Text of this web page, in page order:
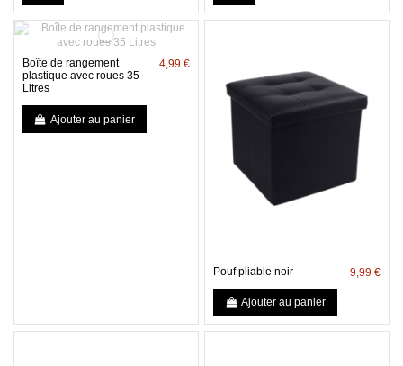
Boîte de rangement
plastique avec roues 35
Litres
4,99 €
Ajouter au panier
Pouf pliable noir 9,99 €
Ajouter au panier